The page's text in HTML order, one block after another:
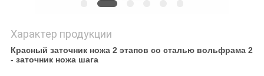
Характер продукции
Красный заточник ножа 2 этапов со сталью вольфрама 2
- заточник ножа шага